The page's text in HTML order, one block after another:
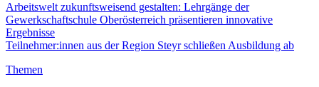
Arbeitswelt zukunftsweisend gestalten: Lehrgänge der
Gewerkschaftschule Oberösterreich präsentieren innovative
Ergebnisse
Teilnehmer:innen aus der Region Steyr schließen Ausbildung ab
Themen